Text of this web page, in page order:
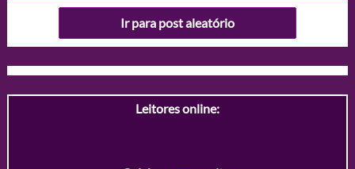
Ir para post aleatório
Leitores online: